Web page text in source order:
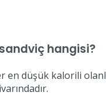
hangisi?
en düşük kalorili